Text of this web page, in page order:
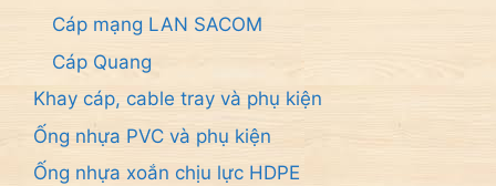
Cáp mạng LAN SACOM
Cáp Quang
Khay cáp, cable tray và phụ kiện
Ống nhựa PVC và phụ kiện
Ống nhựa xoắn chịu lực HDPE